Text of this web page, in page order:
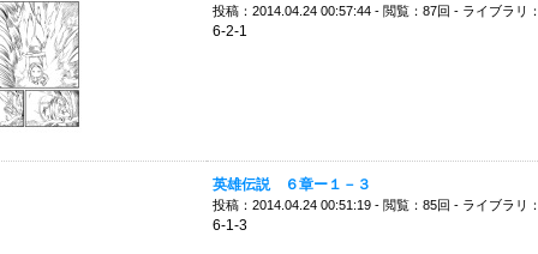
投稿：2014.04.24 00:57:44 - 閲覧：87回 - ライブラリ
6-2-1
英雄伝説 ６章ー１－３
投稿：2014.04.24 00:51:19 - 閲覧：85回 - ライブラリ
6-1-3